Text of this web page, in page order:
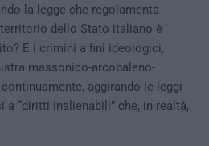
la legge che regolamenta
territorio dello Stato italiano è
E i crimini a fini ideologici,
massonico-arcobaleno-
aggirando le leggi
a “diritti inalienabili” che, in realtà,